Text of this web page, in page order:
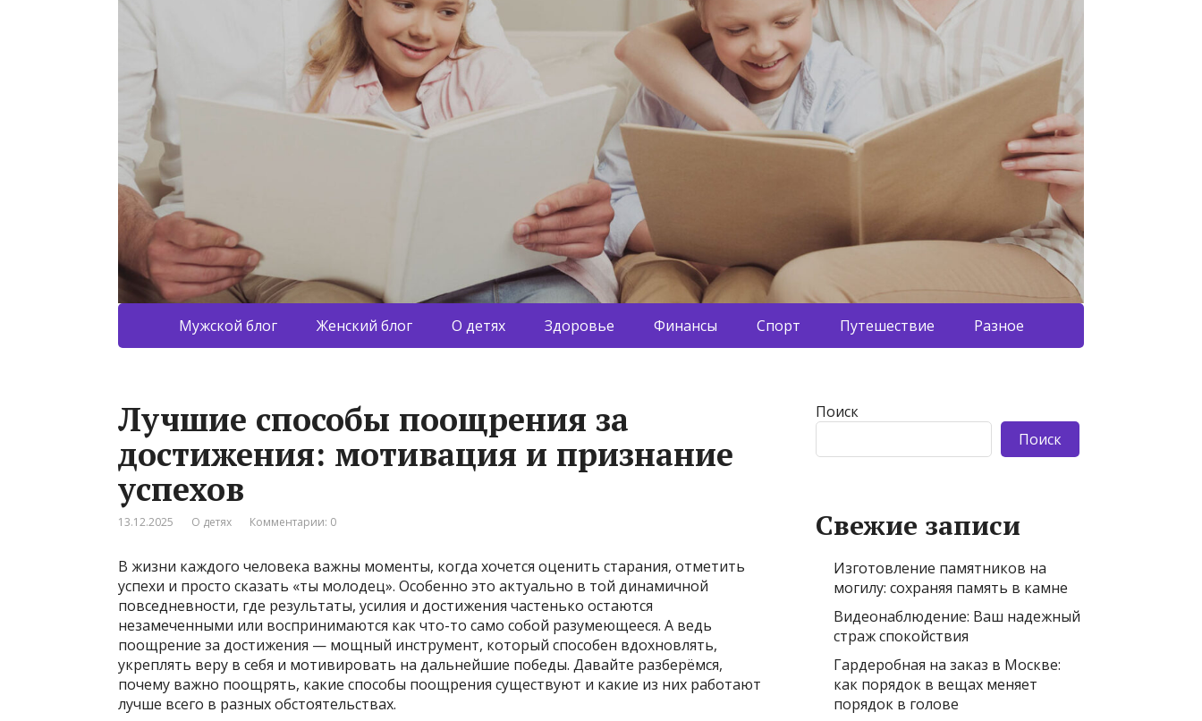
Мужской блог Женский блог О детях Здоровье Финансы Спорт Путешествие Разное
Лучшие способы поощрения за
достижения: мотивация и признание
успехов
13.12.2025 О детях Комментарии: 0
В жизни каждого человека важны моменты, когда хочется оценить старания, отметить
успехи и просто сказать «ты молодец». Особенно это актуально в той динамичной
повседневности, где результаты, усилия и достижения частенько остаются
незамеченными или воспринимаются как что-то само собой разумеющееся. А ведь
поощрение за достижения — мощный инструмент, который способен вдохновлять,
укреплять веру в себя и мотивировать на дальнейшие победы. Давайте разберёмся,
почему важно поощрять, какие способы поощрения существуют и какие из них работают
лучше всего в разных обстоятельствах.
Поиск
Поиск
Свежие записи
Изготовление памятников на
могилу: сохраняя память в камне
Видеонаблюдение: Ваш надежный
страж спокойствия
Гардеробная на заказ в Москве:
как порядок в вещах меняет
порядок в голове